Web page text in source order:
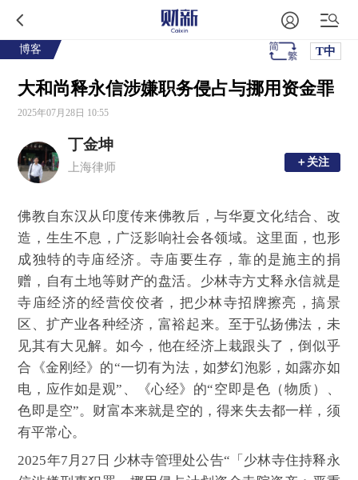
博客 T中
大和尚释永信涉嫌职务侵占与挪用资金罪
2025年07月28日 10:55
丁金坤
上海律师 ＋关注
＋关注
佛教自东汉从印度传来佛教后，与华夏文化结合、改
造，生生不息，广泛影响社会各领域。这里面，也形
成独特的寺庙经济。寺庙要生存，靠的是施主的捐
赠，自有土地等财产的盘活。少林寺方丈释永信就是
寺庙经济的经营佼佼者，把少林寺招牌擦亮，搞景
区、扩产业各种经济，富裕起来。至于弘扬佛法，未
见其有大见解。如今，他在经济上栽跟头了，倒似乎
合《金刚经》的“一切有为法，如梦幻泡影，如露亦如
电，应作如是观”、《心经》的“空即是色（物质）、
色即是空”。财富本来就是空的，得来失去都一样，须
有平常心。
2025年7月27日 少林寺管理处公告“「少林寺住持释永